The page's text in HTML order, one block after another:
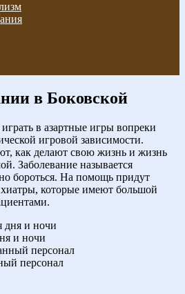
в Боковской
в азартные игры вопреки
игровой зависимости.
как делают свою жизнь и жизнь
Заболевание называется
бороться. На помощь придут
которые имеют большой
и ночи
персонал